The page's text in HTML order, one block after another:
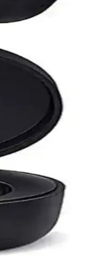
ediyor, alternatif markalar
Alternatif modeller daha
avantajları ve bakım
çıkıyor.
adımlar ve önleyici tavsiyeler
avantaj sağlıyor.